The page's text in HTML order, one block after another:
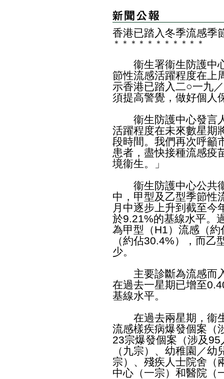
香港已踏入冬季流感季
＊ ＊ ＊ ＊ ＊ ＊ ＊ ＊ ＊ ＊ ＊
衞生署衞生防護中心
節性流感活躍程度在上
示香港已踏入二○一九
須提高警覺，做好個人
衞生防護中心發言人
活躍程度在未來數星期
段時間。我們再次呼籲
患者，盡快接種流感疫
境衞生。」
衞生防護中心公共衞
中，甲型及乙型季節性
月中逐步上升到截至今
於9.21%的基線水平。
為甲型（H1）流感（
（約佔30.4%），而乙
少。
主要診斷為流感而入
在過去一星期已增至
基線水平。
在過去兩星期，衞生
流感樣疾病爆發個案（
23宗爆發個案（涉及
（九宗）、幼稚園／
宗）、殘疾人士院舍（
中心（一宗）和醫院（